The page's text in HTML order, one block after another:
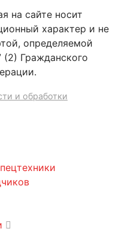
на сайте носит
характер и не
определяемой
Гражданского
и обработки